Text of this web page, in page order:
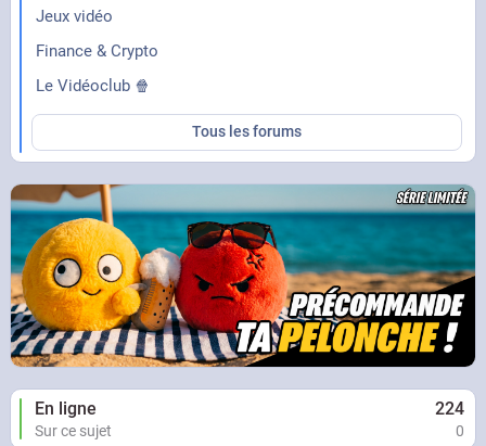
Jeux vidéo
Finance & Crypto
Le Vidéoclub 🍿
Tous les forums
En ligne 224
Sur ce sujet 0